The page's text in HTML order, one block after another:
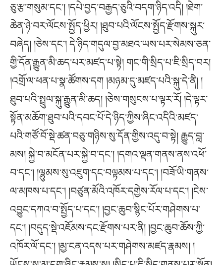
ཅུ་རྩ་གསུམ་དང་། །དཔེ་བྱད་བརྒྱད་ཅུའི་བདག་ཉིད་འདི། །ཐེག་
ཆེན་ཉེ་བར་ལོངས་སྤྱོད་ཕྱིར། །ཐུབ་པའི་ལོངས་སྤྱོད་རྫོགས་སྐུར་
བཞེད། །ཅེས་དང་། དེ་ཉིད་གདུལ་བྱ་མཐའ་ཡས་པར་སེམས་ཅན་
གྱི་དོན་རྒྱུན་མི་ཆད་པར་མཛད་པ་སྟེ། གང་གི་སྲིད་པ་ཇི་སྲིད་བར།
།འགྲོ་ལ་ཕན་པ་སྣ་ཚོགས་དག །མཉམ་དུ་མཛད་པའི་སྐུ་དེ་ནི། །
ཐུབ་པའི་སྤྲུལ་སྐུ་རྒྱུན་མི་ཆད། །ཅེས་གསུངས་པ་ལྟར་རོ། །དེ་ལྟར་
སྟོན་མཆོག་ཐུབ་པའི་དབང་པོ་དེ་ཉིད་ཀྱིས་ཞིང་འདིའི་མཛད་
པའི་གཙོ་བོ་སྡེ་ཚན་བཅུ་གཉིས་སུ་དོན་གྱིས་འདུ་བ་སྟེ། རྒྱུད་བླ་
མས། སྐྱེ་བ་མངོན་པར་སྐྱེ་བ་དང་། །དགའ་ལྡན་གནས་ནས་འཕོ་
བ་དང་། །ལྷུམས་སུ་འཇུག་དང་བལྟམས་པ་དང་། །བཟོ་ཡི་གནས་
ལ་མཁས་པ་དང་། །བཙུན་མོའི་འཁོར་དགྱེས་རོལ་པ་དང་། །ངེས་
འབྱུང་དཀའ་བ་སྤྱོད་པ་དང་། །བྱང་ཆུབ་སྙིང་པོར་གཤེགས་པ་
དང་། །བདུད་སྡེ་འཇོམས་དང་རྫོགས་པར་ནི། །བྱང་ཆུབ་ཆོས་ཀྱི་
འཁོར་ལོ་དང་། །མྱ་ངན་འདས་པར་གཤེགས་མཛད་རྣམས། །